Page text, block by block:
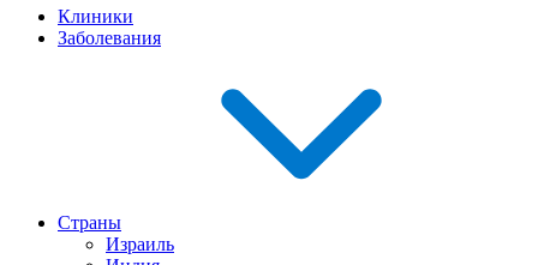
Клиники
Заболевания
Страны
Израиль